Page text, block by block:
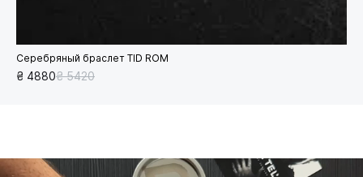
Серебряный браслет TID ROM
₴ 4880₴ 5420